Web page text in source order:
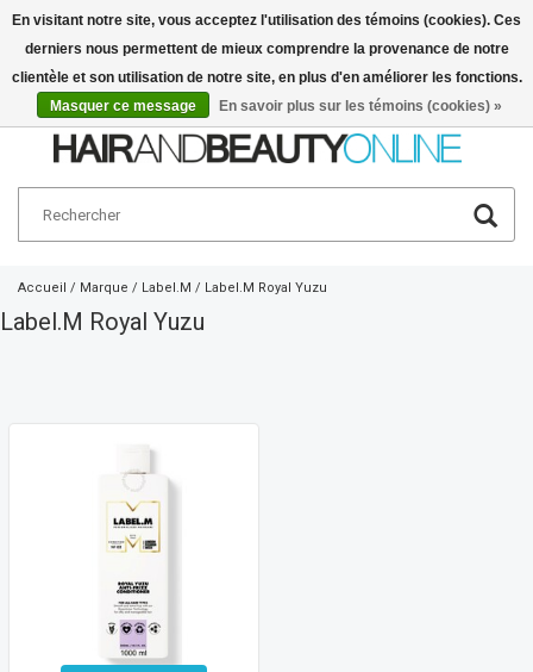
Français
Accueil / Marque / Label.M / Label.M Royal Yuzu
Label.M Royal Yuzu
En visitant notre site, vous acceptez l'utilisation des témoins (cookies). Ces
derniers nous permettent de mieux comprendre la provenance de notre
clientèle et son utilisation de notre site, en plus d'en améliorer les fonctions.
Masquer ce message
En savoir plus sur les témoins (cookies) »